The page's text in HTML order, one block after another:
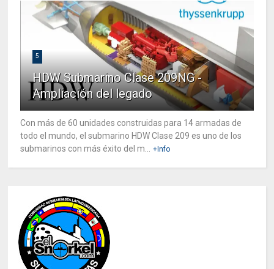
5
HDW Submarino Clase 209NG -
Ampliación del legado
Con más de 60 unidades construidas para 14 armadas de
todo el mundo, el submarino HDW Clase 209 es uno de los
submarinos con más éxito del m...
+Info